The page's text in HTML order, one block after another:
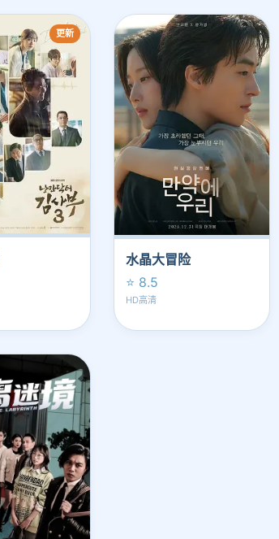
更新
水晶大冒险
⭐ 8.5
HD高清